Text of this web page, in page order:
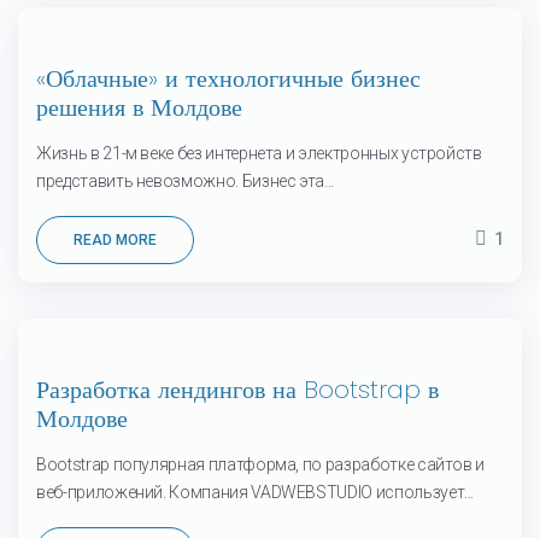
01
«Облачные» и технологичные бизнес
решения в Молдове
Жизнь в 21-м веке без интернета и электронных устройств
представить невозможно. Бизнес эта...
READ MORE 1
12
Мар
Разработка лендингов на Bootstrap в
Молдове
Bootstrap популярная платформа, по разработке сайтов и
веб-приложений. Компания VADWEBSTUDIO использует...